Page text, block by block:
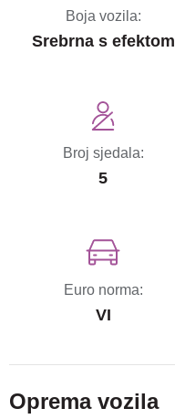
Boja vozila:
Srebrna s efektom
Broj sjedala:
5
Euro norma:
VI
Oprema vozila